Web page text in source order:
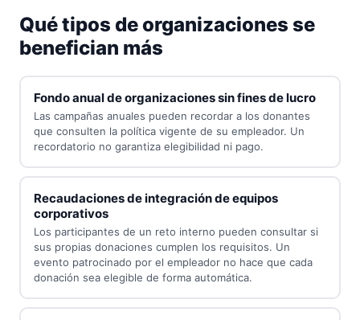
Qué tipos de organizaciones se
benefician más
Fondo anual de organizaciones sin fines de lucro
Las campañas anuales pueden recordar a los donantes
que consulten la política vigente de su empleador. Un
recordatorio no garantiza elegibilidad ni pago.
Recaudaciones de integración de equipos
corporativos
Los participantes de un reto interno pueden consultar si
sus propias donaciones cumplen los requisitos. Un
evento patrocinado por el empleador no hace que cada
donación sea elegible de forma automática.